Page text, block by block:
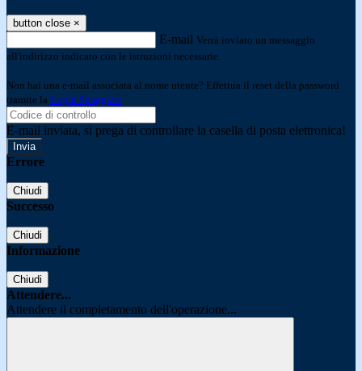
button close ×
E-mail Verrà inviato un messaggio
all'indirizzo indicato con le istruzioni necessarie.
Non hai una e-mail associata al nome utente? Effettua il reset della password
tramite la Login Spaggiari
E-mail inviata, si prega di controllare la casella di posta elettronica!
Errore
Chiudi
Successo
Chiudi
Informazione
Chiudi
Attendere...
Attendere il completamento dell'operazione...